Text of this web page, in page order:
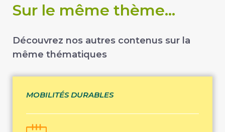
Sur le même thème...
Découvrez nos autres contenus sur la
même thématiques
MOBILITÉS DURABLES